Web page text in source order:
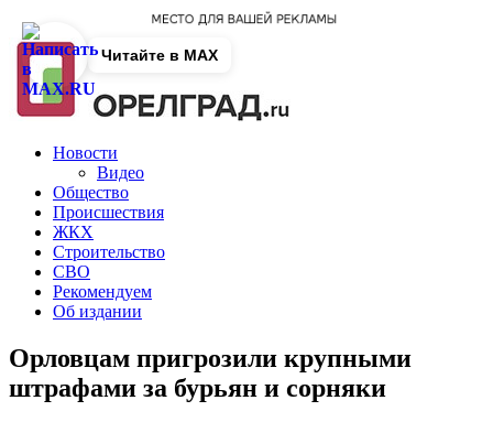
Новости
Видео
Общество
Происшествия
ЖКХ
Строительство
СВО
Рекомендуем
Об издании
Орловцам пригрозили крупными
штрафами за бурьян и сорняки
Читайте в MAX